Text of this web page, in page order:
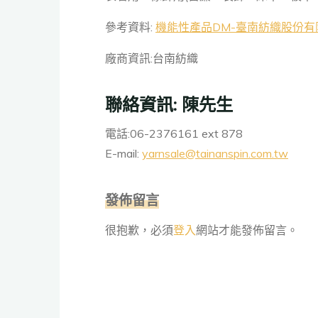
參考資料: 機能性產品DM-臺南紡織股份
廠商資訊:台南紡織
聯絡資訊: 陳先生
電話:06-2376161 ext 878
E-mail: yarnsale@tainanspin.com.tw
發佈留言
很抱歉，必須登入網站才能發佈留言。